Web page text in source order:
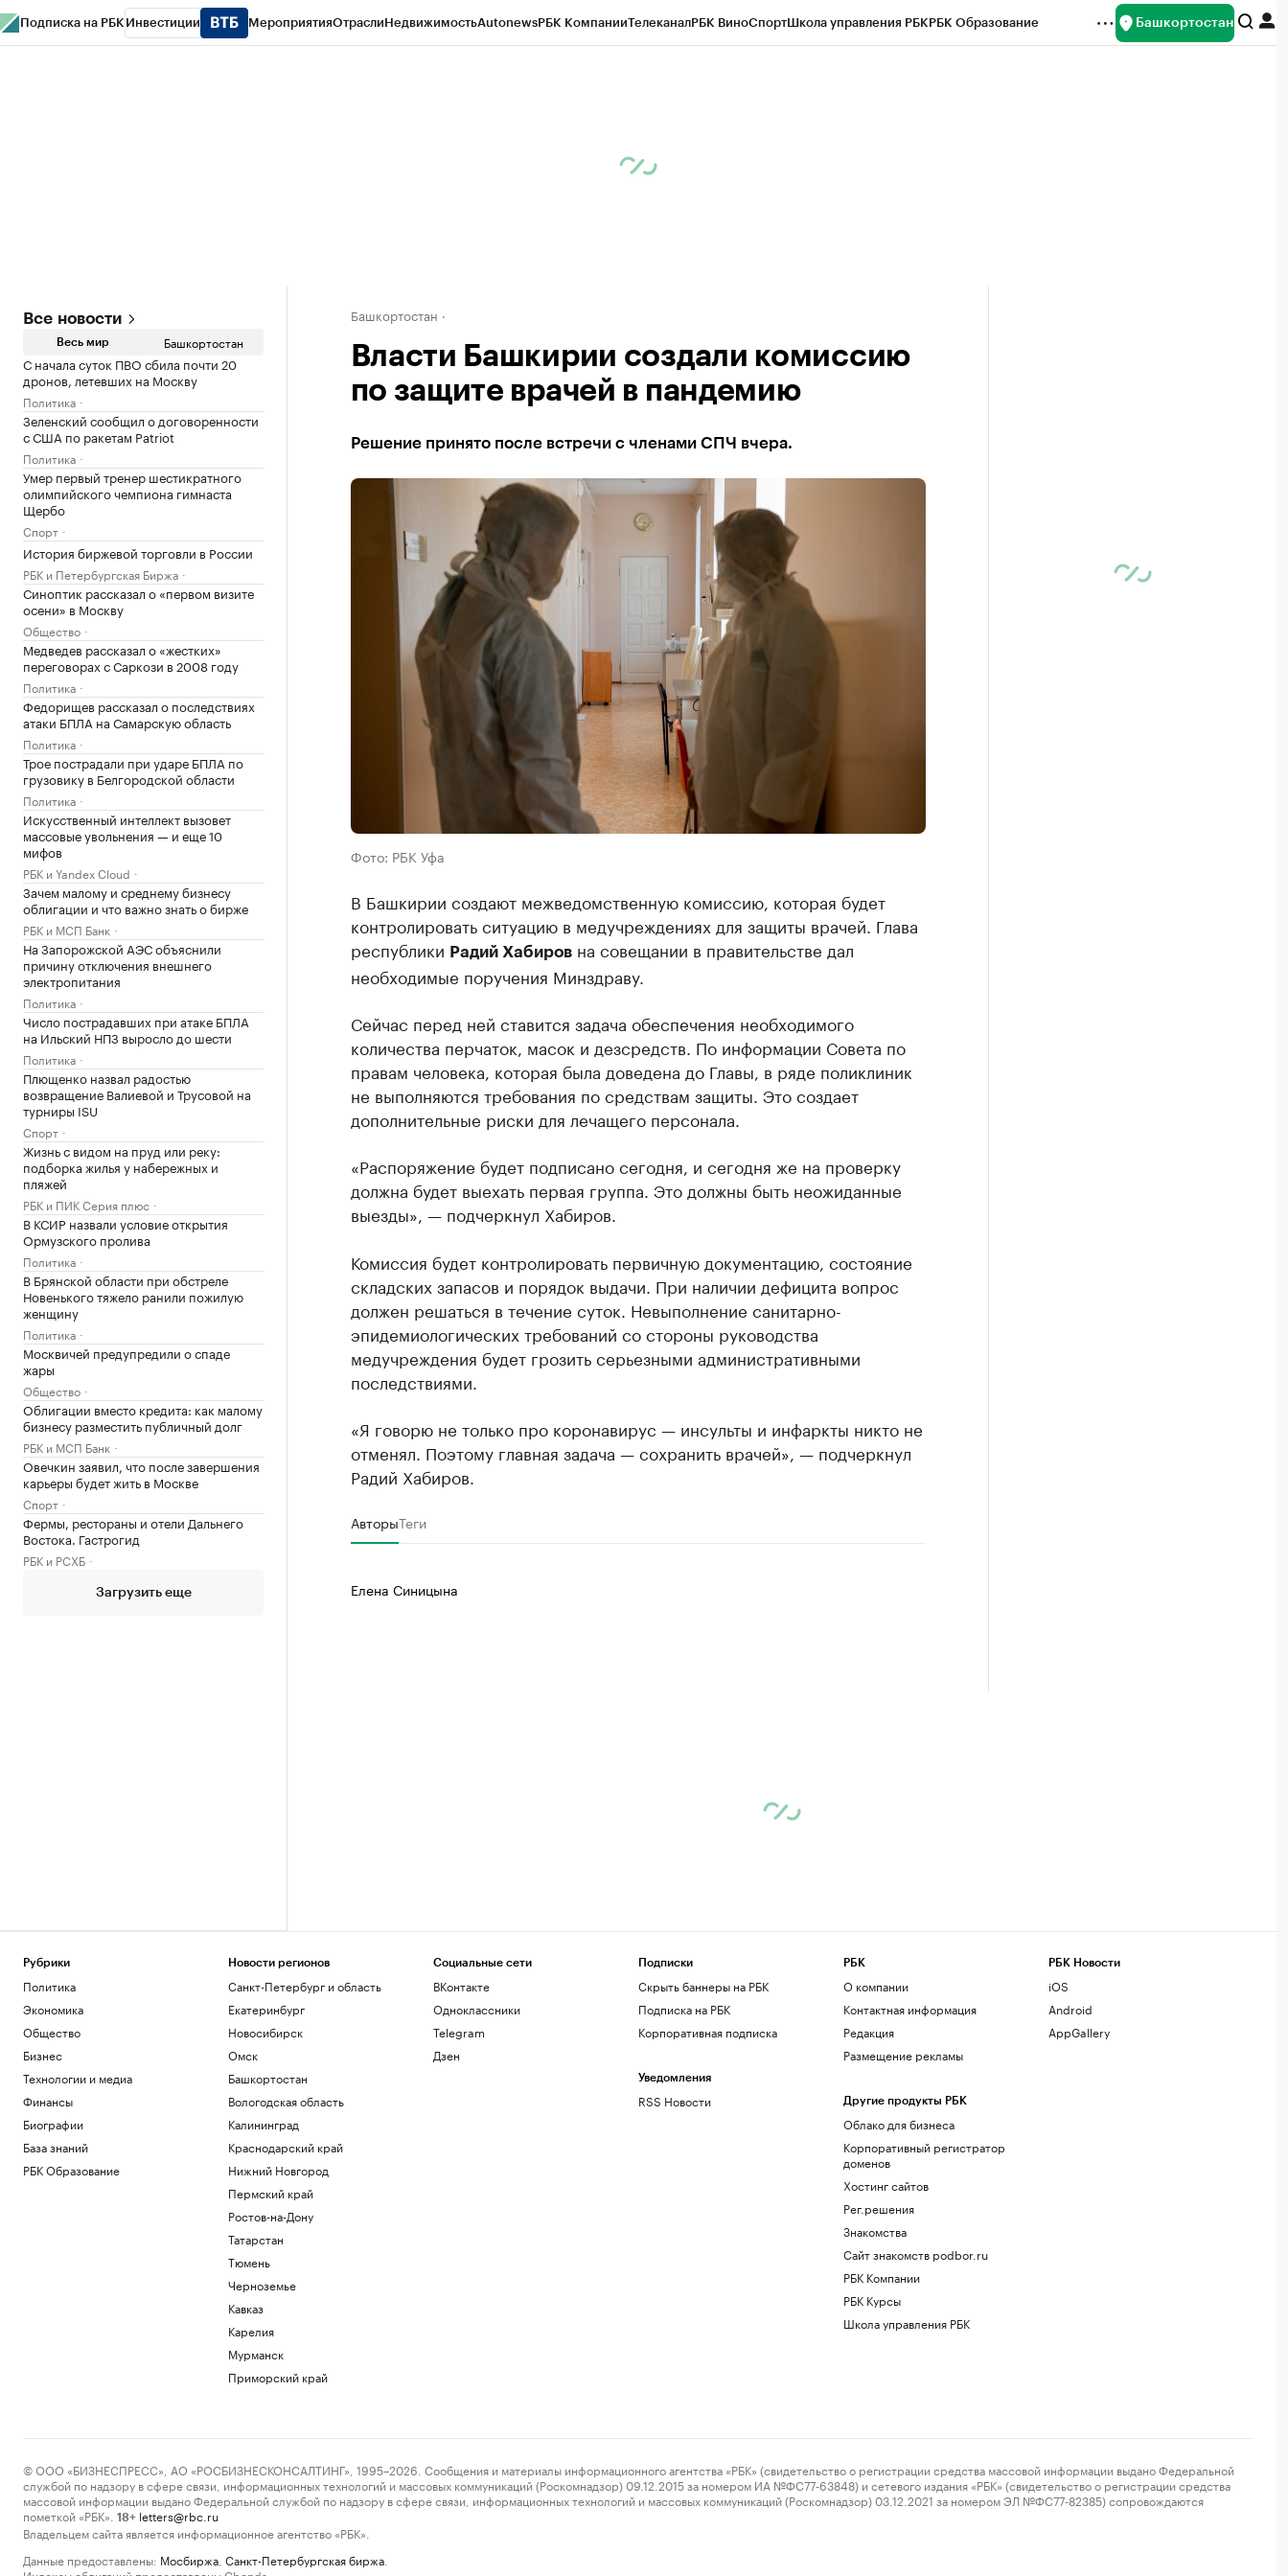
Подписка на РБК Инвестиции МероприятияОтраслиНедвижимостьAutonewsРБК КомпанииТелеканалРБК ВиноСпортШкола управления РБКРБК Образование Башкортостан
Все новости
Весь мир Башкортостан
С начала суток ПВО сбила почти 20
дронов, летевших на Москву
Политика
Зеленский сообщил о договоренности
с США по ракетам Patriot
Политика
Умер первый тренер шестикратного
олимпийского чемпиона гимнаста
Щербо
Спорт
История биржевой торговли в России
РБК и Петербургская Биржа
Синоптик рассказал о «первом визите
осени» в Москву
Общество
Медведев рассказал о «жестких»
переговорах с Саркози в 2008 году
Политика
Федорищев рассказал о последствиях
атаки БПЛА на Самарскую область
Политика
Трое пострадали при ударе БПЛА по
грузовику в Белгородской области
Политика
Искусственный интеллект вызовет
массовые увольнения — и еще 10
мифов
РБК и Yandex Cloud
Зачем малому и среднему бизнесу
облигации и что важно знать о бирже
РБК и МСП Банк
На Запорожской АЭС объяснили
причину отключения внешнего
электропитания
Политика
Число пострадавших при атаке БПЛА
на Ильский НПЗ выросло до шести
Политика
Плющенко назвал радостью
возвращение Валиевой и Трусовой на
турниры ISU
Спорт
Жизнь с видом на пруд или реку:
подборка жилья у набережных и
пляжей
РБК и ПИК Серия плюс
В КСИР назвали условие открытия
Ормузского пролива
Политика
В Брянской области при обстреле
Новенького тяжело ранили пожилую
женщину
Политика
Москвичей предупредили о спаде
жары
Общество
Облигации вместо кредита: как малому
бизнесу разместить публичный долг
РБК и МСП Банк
Овечкин заявил, что после завершения
карьеры будет жить в Москве
Спорт
Фермы, рестораны и отели Дальнего
Востока. Гастрогид
РБК и РСХБ
Загрузить еще
Башкортостан
Власти Башкирии создали комиссию
по защите врачей в пандемию
Решение принято после встречи с членами СПЧ вчера.
Фото: РБК Уфа
В Башкирии создают межведомственную комиссию, которая будет
контролировать ситуацию в медучреждениях для защиты врачей. Глава
республики Радий Хабировна совещании в правительстве дал
необходимые поручения Минздраву.
Сейчас перед ней ставится задача обеспечения необходимого
количества перчаток, масок и дезсредств. По информации Совета по
правам человека, которая была доведена до Главы, в ряде поликлиник
не выполняются требования по средствам защиты. Это создает
дополнительные риски для лечащего персонала.
«Распоряжение будет подписано сегодня, и сегодня же на проверку
должна будет выехать первая группа. Это должны быть неожиданные
выезды», — подчеркнул Хабиров.
Комиссия будет контролировать первичную документацию, состояние
складских запасов и порядок выдачи. При наличии дефицита вопрос
должен решаться в течение суток. Невыполнение санитарно-
эпидемиологических требований со стороны руководства
медучреждения будет грозить серьезными административными
последствиями.
«Я говорю не только про коронавирус — инсульты и инфаркты никто не
отменял. Поэтому главная задача — сохранить врачей», — подчеркнул
Радий Хабиров.
АвторыТеги
Елена Синицына
Рубрики
Политика
Экономика
Общество
Бизнес
Технологии и медиа
Финансы
Биографии
База знаний
РБК Образование
Новости регионов
Санкт-Петербург и область
Екатеринбург
Новосибирск
Омск
Башкортостан
Вологодская область
Калининград
Краснодарский край
Нижний Новгород
Пермский край
Ростов-на-Дону
Татарстан
Тюмень
Черноземье
Кавказ
Карелия
Мурманск
Приморский край
Социальные сети
ВКонтакте
Одноклассники
Telegram
Дзен
Подписки
Скрыть баннеры на РБК
Подписка на РБК
Корпоративная подписка
Уведомления
RSS Новости
РБК
О компании
Контактная информация
Редакция
Размещение рекламы
Другие продукты РБК
Облако для бизнеса
Корпоративный регистратор
доменов
Хостинг сайтов
Рег.решения
Знакомства
Сайт знакомств podbor.ru
РБК Компании
РБК Курсы
Школа управления РБК
РБК Новости
iOS
Android
AppGallery
© ООО «БИЗНЕСПРЕСС», АО «РОСБИЗНЕСКОНСАЛТИНГ», 1995–2026. Сообщения и материалы информационного агентства «РБК» (свидетельство о регистрации средства массовой информации выдано Федеральной
службой по надзору в сфере связи, информационных технологий и массовых коммуникаций (Роскомнадзор) 09.12.2015 за номером ИА №ФС77-63848) и сетевого издания «РБК» (свидетельство о регистрации средства
массовой информации выдано Федеральной службой по надзору в сфере связи, информационных технологий и массовых коммуникаций (Роскомнадзор) 03.12.2021 за номером ЭЛ №ФС77-82385) сопровождаются
пометкой «РБК».
18+ letters@rbc.ru
Владельцем сайта является информационное агентство «РБК».
Данные предоставлены: Мосбиржа Санкт-Петербургская биржа